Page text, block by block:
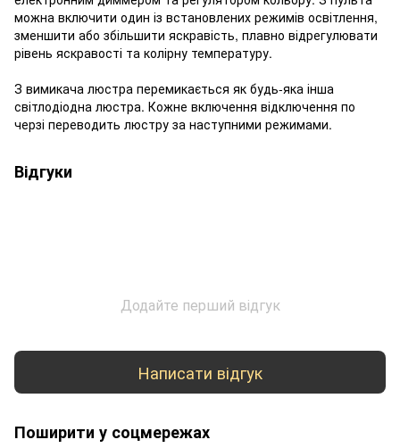
можна включити один із встановлених режимів освітлення,
зменшити або збільшити яскравість, плавно відрегулювати
рівень яскравості та колірну температуру.
З вимикача люстра перемикається як будь-яка інша
світлодіодна люстра. Кожне включення відключення по
черзі переводить люстру за наступними режимами.
Відгуки
Додайте перший відгук
Написати відгук
Поширити у соцмережах